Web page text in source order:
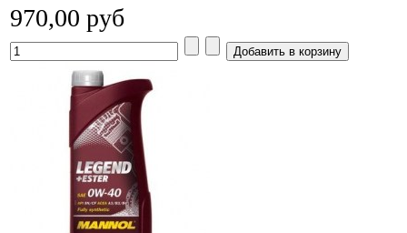
970,00 руб